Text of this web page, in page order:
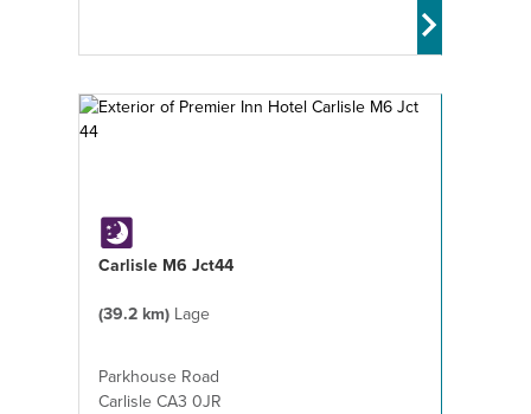
Carlisle M6 Jct44
(39.2 km) Lage
Parkhouse Road
Carlisle CA3 0JR